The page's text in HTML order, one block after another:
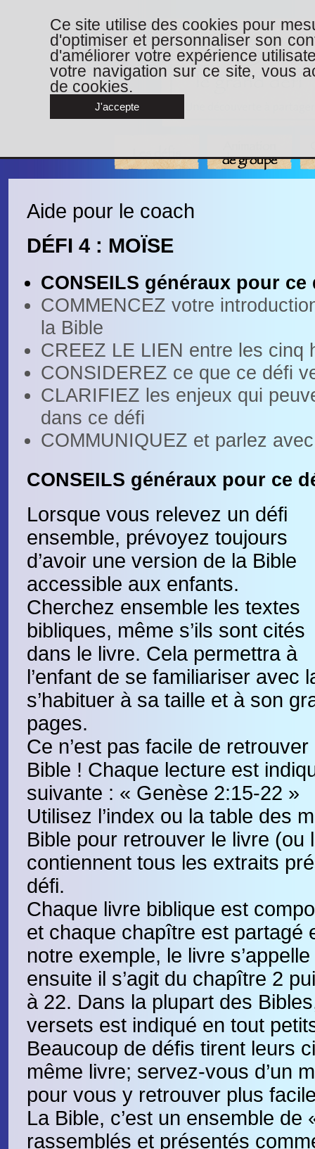
de groupe
Aide pour le coach
DÉFI 4 : MOÏSE
CONSEILS généraux pour
COMMENCEZ votre
la Bible
CREEZ LE LIEN entre les cinq
CONSIDEREZ ce que ce défi
CLARIFIEZ les enjeux qui
dans ce défi
COMMUNIQUEZ et parlez
CONSEILS généraux pour ce
Lorsque vous relevez un défi
ensemble, prévoyez toujours
d’avoir une version de la Bible
accessible aux enfants.
Cherchez ensemble les textes
bibliques, même s’ils sont cités
dans le livre. Cela permettra à
l’enfant de se familiariser avec
s’habituer à sa taille et à son
pages.
Ce n’est pas facile de
Bible ! Chaque lecture est
suivante : « Genèse 2:15-22 »
Utilisez l’index ou la table des
Bible pour retrouver le livre (ou
contiennent tous les extraits
défi.
Chaque livre biblique est
et chaque chapître est partagé
notre exemple, le livre
ensuite il s’agit du chapître 2
à 22. Dans la plupart des
versets est indiqué en tout
Beaucoup de défis tirent leurs
même livre; servez-vous d’un
pour vous y retrouver plus
La Bible, c’est un ensemble de
rassemblés et présentés
Ce site utilise des cookies pour
d'optimiser et personnaliser son
d'améliorer votre expérience
votre navigation sur ce site, vous
de cookies.
J'accepte